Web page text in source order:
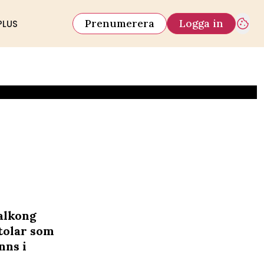
Prenumerera Logga in
som
i